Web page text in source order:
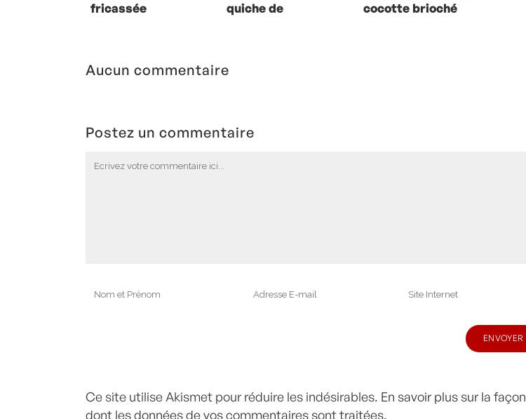
fricassée
quiche de
cocotte brioché
Aucun commentaire
Postez un commentaire
Ce site utilise Akismet pour réduire les indésirables. En savoir plus sur la façon
dont les données de vos commentaires sont traitées.